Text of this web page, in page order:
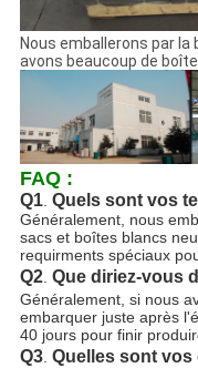
Nous emballerons par
avons beaucoup de
FAQ :
Q1. Quels sont vos
Généralement, nous
sacs et boîtes blancs
requirments spéciaux
Q2. Que diriez-vous
Généralement, si nous
embarquer juste après
40 jours pour finir
Q3. Quelles sont